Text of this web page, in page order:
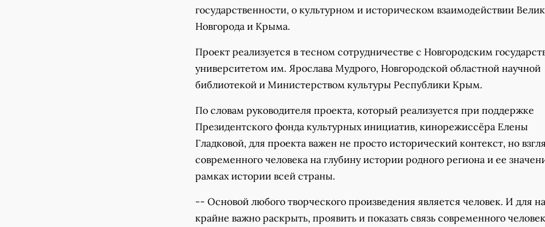
государственности, о культурном и историческом взаимодействии
Новгорода и Крыма.
Проект реализуется в тесном сотрудничестве с Новгородским
университетом им. Ярослава Мудрого, Новгородской областной научной
библиотекой и Министерством культуры Республики Крым.
По словам руководителя проекта, который реализуется при поддержке
Президентского фонда культурных инициатив, кинорежиссёра Елены
Гладковой, для проекта важен не просто исторический контекст, но
современного человека на глубину истории родного региона и ее
рамках истории всей страны.
-- Основой любого творческого произведения является человек. И для
крайне важно раскрыть, проявить и показать связь современного